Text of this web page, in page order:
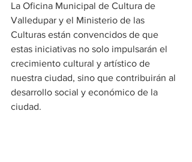
La Oficina Municipal de Cultura de
Valledupar y el Ministerio de las
Culturas están convencidos de que
estas iniciativas no solo impulsarán el
crecimiento cultural y artístico de
nuestra ciudad, sino que contribuirán al
desarrollo social y económico de la
ciudad.